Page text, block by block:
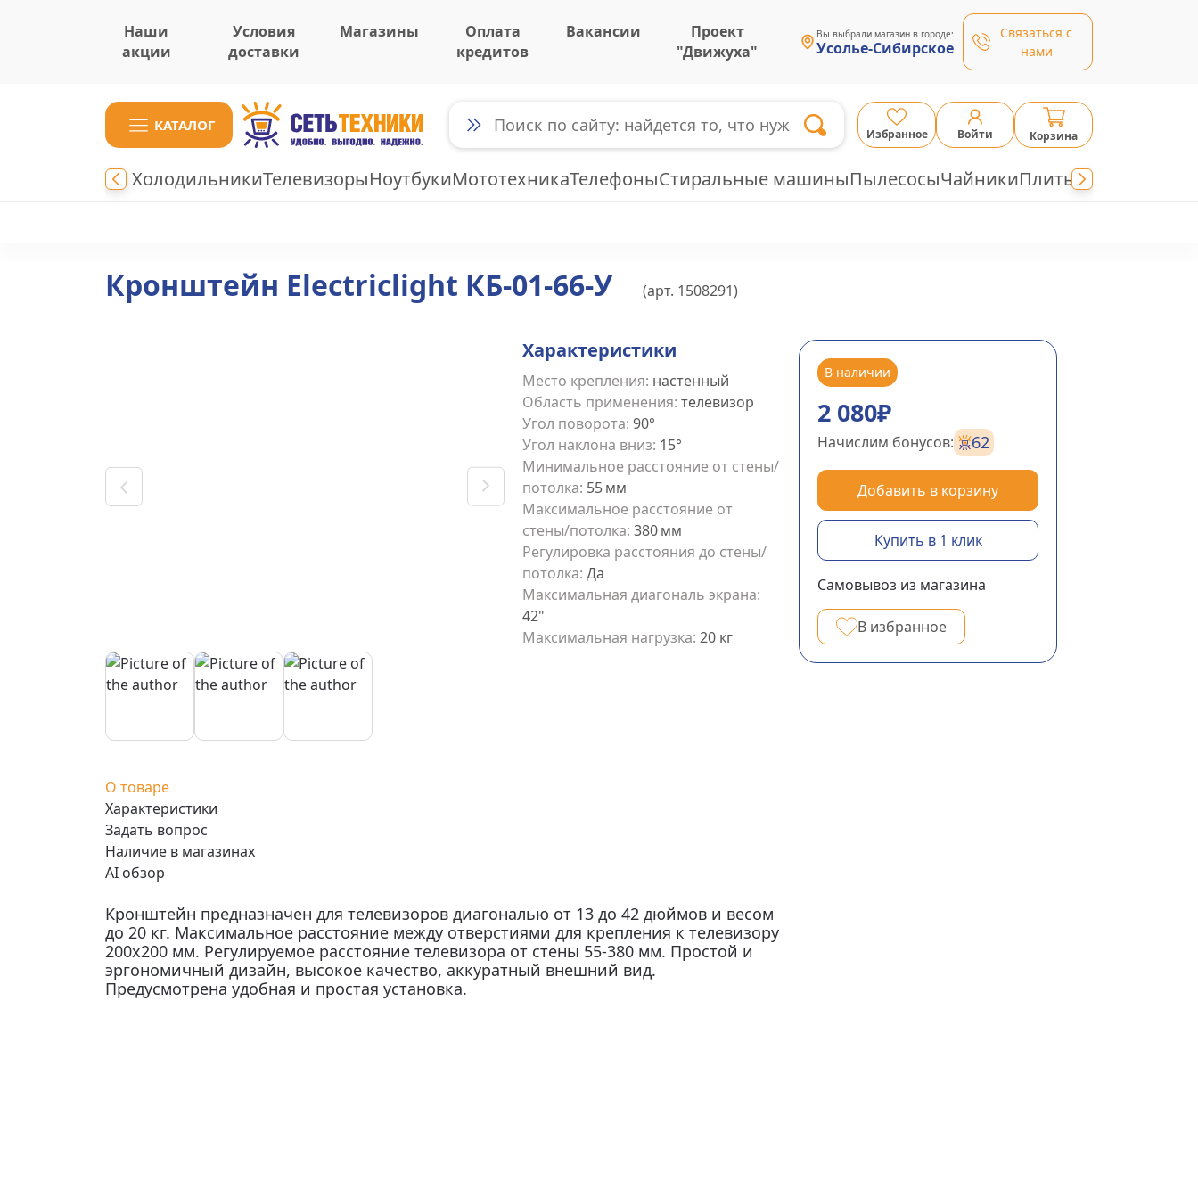
Наши
акции
Условия
доставки
Магазины
Оплата
кредитов
Вакансии
Проект
"Движуха"
Вы выбрали магазин в городе:
Усолье-Сибирское
Связаться с
нами
КАТАЛОГ
Избранное Войти Корзина
ХолодильникиТелевизорыНоутбукиМототехникаТелефоныСтиральные машиныПылесосыЧайникиПлиты
Кронштейн Electriclight КБ-01-66-У (арт. 1508291)
2 080₽
В наличии
Начислим бонусов: 62
Добавить в корзину
Купить в 1 клик
Самовывоз из магазина
В избранное
Характеристики
Место крепления: настенный
Область применения: телевизор
Угол поворота: 90°
Угол наклона вниз: 15°
Минимальное расстояние от стены/
потолка: 55мм
Максимальное расстояние от
стены/потолка: 380мм
Регулировка расстояния до стены/
потолка: Да
Максимальная диагональ экрана:
42"
Максимальная нагрузка: 20 кг
О товаре
Характеристики
Задать вопрос
Наличие в магазинах
AI обзор
Кронштейн предназначен для телевизоров диагональю от 13 до 42 дюймов и весом
до 20 кг. Максимальное расстояние между отверстиями для крепления к телевизору
200х200 мм. Регулируемое расстояние телевизора от стены 55-380 мм. Простой и
эргономичный дизайн, высокое качество, аккуратный внешний вид.
Предусмотрена удобная и простая установка.